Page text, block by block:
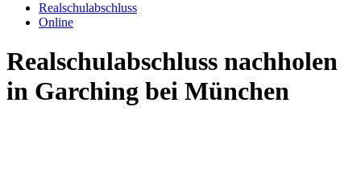
Realschulabschluss
Online
Realschulabschluss nachholen
in Garching bei München